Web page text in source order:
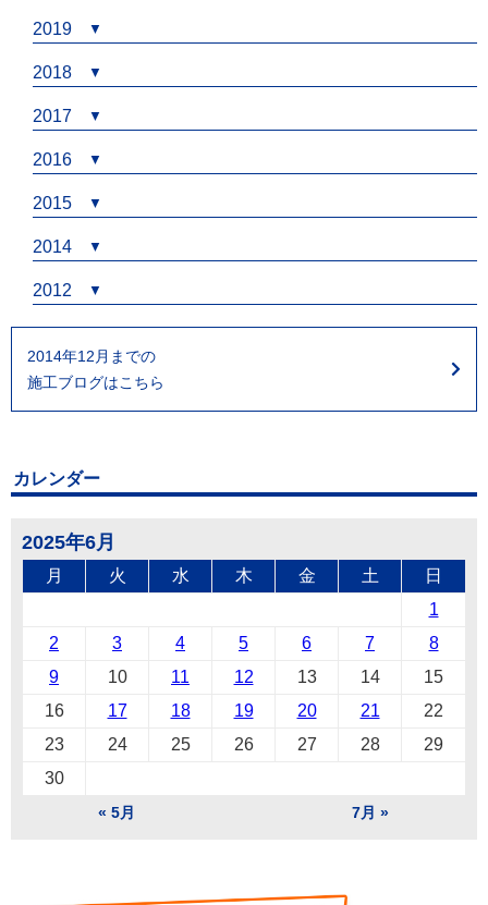
2019
2018
2017
2016
2015
2014
2012
2014年12月までの
施工ブログはこちら
カレンダー
2025年6月
月 火 水 木 金 土 日
« 5月 7月 »
1
2
3 4 5 6 7
8
9
10 11 12 13 14
15
16
17 18 19 20 21
22
23
24 25 26 27 28
29
30